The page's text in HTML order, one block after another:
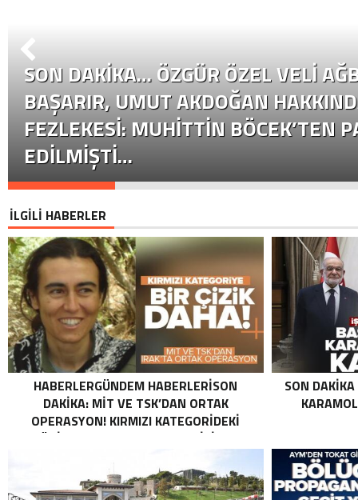
SON DAKİKA… ÖZGÜR ÖZEL VELI
BAŞARIR, UMUT AKDOĞAN
FEZLEKESI: MUHITTIN BÖCEK’TEN
EDILMIŞTI…
İLGİLİ HABERLER
HABERLERGÜNDEM HABERLERISON
DAKIKA: MİT VE TSK’DAN ORTAK
OPERASYON! KIRMIZI KATEGORIDEKI
TERÖRIST NAZLI TAŞPINAR ETKISIZ HALE
ORTAK OPERASYON! KIRMIZI
KATEGORIDEKI TERÖRIST NAZLI
SON